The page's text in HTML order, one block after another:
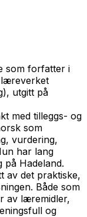
som forfatter i
læreverket
utgitt på
med tilleggs- og
som
vurdering,
har lang
Hadeland.
av det praktiske,
Både som
av læremidler,
og